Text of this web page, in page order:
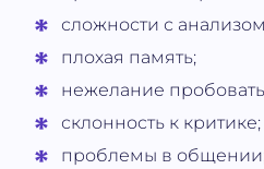
сложности с
плохая память;
нежелание
склонность к критике;
проблемы в